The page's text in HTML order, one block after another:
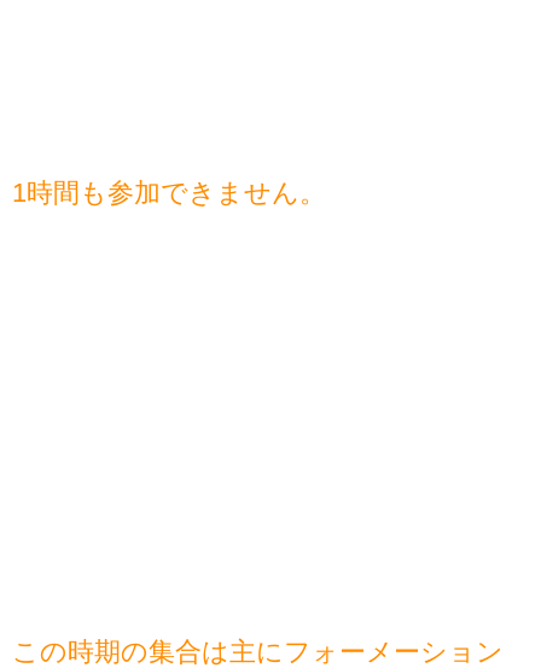
1時間も参加できません。
この時期の集合は主にフォーメーション